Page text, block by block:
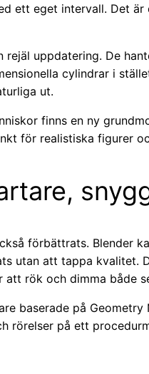
ett eget intervall. Det
rejäl uppdatering. De
cylindrar i
ut.
finns en ny
för realistiska figurer
förbättrats. Blender
utan att tappa kvalitet.
att rök och dimma både
baserade på
rörelser på ett